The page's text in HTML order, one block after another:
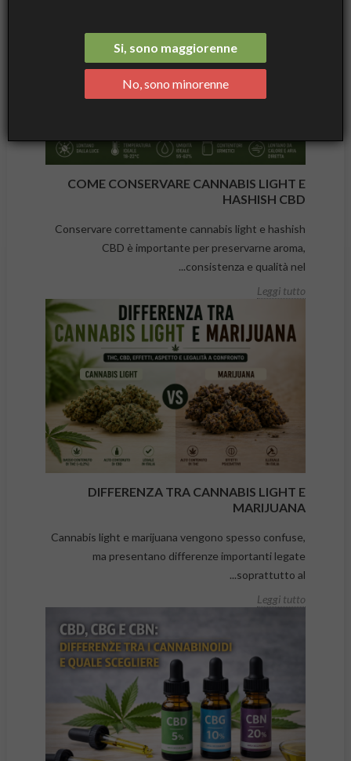
COME CONSERVARE CANNABIS LIGHT E
HASHISH CBD
Conservare correttamente cannabis light e hashish
CBD è importante per preservarne aroma,
consistenza e qualità nel...
Leggi tutto
DIFFERENZA TRA CANNABIS LIGHT E
MARIJUANA
Cannabis light e marijuana vengono spesso confuse,
ma presentano differenze importanti legate
soprattutto al...
Leggi tutto
Si, sono maggiorenne
No, sono minorenne